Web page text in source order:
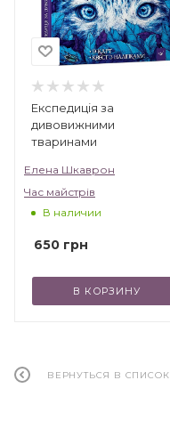
Експедиція за
дивовижними
тваринами
Елена Шкаврон
Час майстрів
В наличии
650 грн
В КОРЗИНУ
ВЕРНУТЬСЯ В СПИСОК